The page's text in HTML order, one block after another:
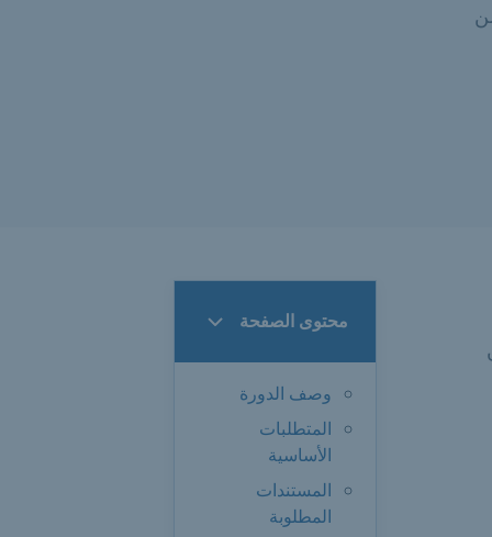
محتوى الصفحة
وصف الدورة
المتطلبات
الأساسية
المستندات
المطلوبة